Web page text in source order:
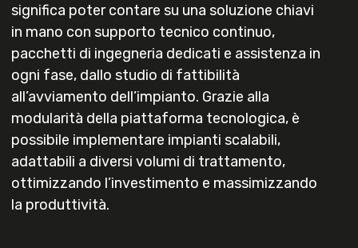
significa poter contare su una soluzione chiavi
in mano con supporto tecnico continuo,
pacchetti di ingegneria dedicati e assistenza in
ogni fase, dallo studio di fattibilità
all’avviamento dell’impianto. Grazie alla
modularità della piattaforma tecnologica, è
possibile implementare impianti scalabili,
adattabili a diversi volumi di trattamento,
ottimizzando l’investimento e massimizzando
la produttività.